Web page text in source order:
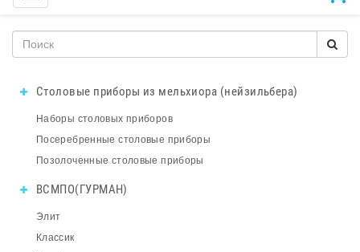
Столовые приборы из мельхиора (нейзильбера)
Наборы столовых приборов
Посеребренные столовые приборы
Позолоченные столовые приборы
ВСМПО(ГУРМАН)
Элит
Классик